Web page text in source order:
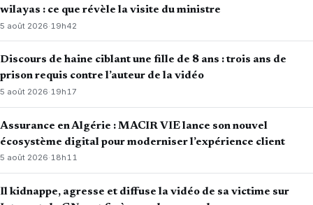
wilayas : ce que révèle la visite du ministre
5 août 2026· 19h42
Discours de haine ciblant une fille de 8 ans : trois ans de
prison requis contre l’auteur de la vidéo
5 août 2026·19h17
Assurance en Algérie : MACIR VIE lance son nouvel
écosystème digital pour moderniser l’expérience client
5 août 2026·18h11
Il kidnappe, agresse et diffuse la vidéo de sa victime sur